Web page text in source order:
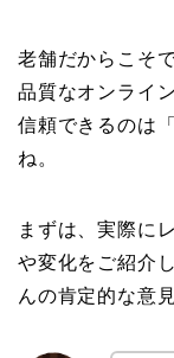
老舗だからこそ
品質なオンライ
信頼できるのは
ね。
まずは、実際に
や変化をご紹介
んの肯定的な意